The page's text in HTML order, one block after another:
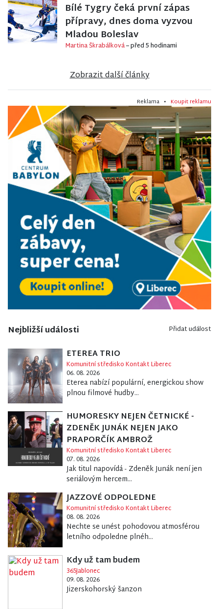
Bílé Tygry čeká první zápas
přípravy, dnes doma vyzvou
Mladou Boleslav
Martina Škrabálková– před 5 hodinami
Zobrazit další články
Reklama • Koupit reklamu
Nejbližší události Přidat událost
ETEREA TRIO
Komunitní středisko Kontakt Liberec
06. 08. 2026
Eterea nabízí populární, energickou show
plnou filmové hudby...
HUMORESKY NEJEN ČETNICKÉ -
ZDENĚK JUNÁK NEJEN JAKO
PRAPORČÍK AMBROŽ
Komunitní středisko Kontakt Liberec
07. 08. 2026
Jak titul napovídá - Zdeněk Junák není jen
seriálovým hercem...
JAZZOVÉ ODPOLEDNE
Komunitní středisko Kontakt Liberec
08. 08. 2026
Nechte se unést pohodovou atmosférou
letního odpoledne plnéh...
Kdy už tam budem
365Jablonec
09. 08. 2026
Jizerskohorský šanzon